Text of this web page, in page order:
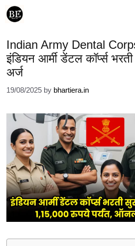
Skip
Indian Army Dental
इंडियन आर्मी डेंटल कॉर्प्स
अर्ज
19/08/2025 by bhartiera.in